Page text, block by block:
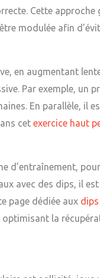
Cette
modulée afin
en augmentant
Par exemple, un
En parallèle, il
cet exercice haut
d’entraînement,
avec des dips, il
page dédiée aux
optimisant la